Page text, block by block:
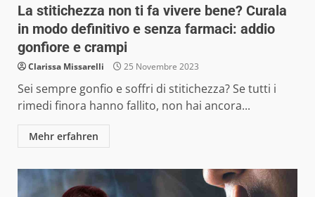
La stitichezza non ti fa vivere bene? Curala
in modo definitivo e senza farmaci: addio
gonfiore e crampi
Clarissa Missarelli 25 Novembre 2023
Sei sempre gonfio e soffri di stitichezza? Se tutti i
rimedi finora hanno fallito, non hai ancora...
Mehr erfahren